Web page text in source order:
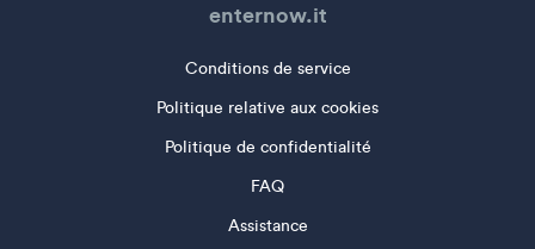
enternow.it
Conditions de service
Politique relative aux cookies
Politique de confidentialité
FAQ
Assistance